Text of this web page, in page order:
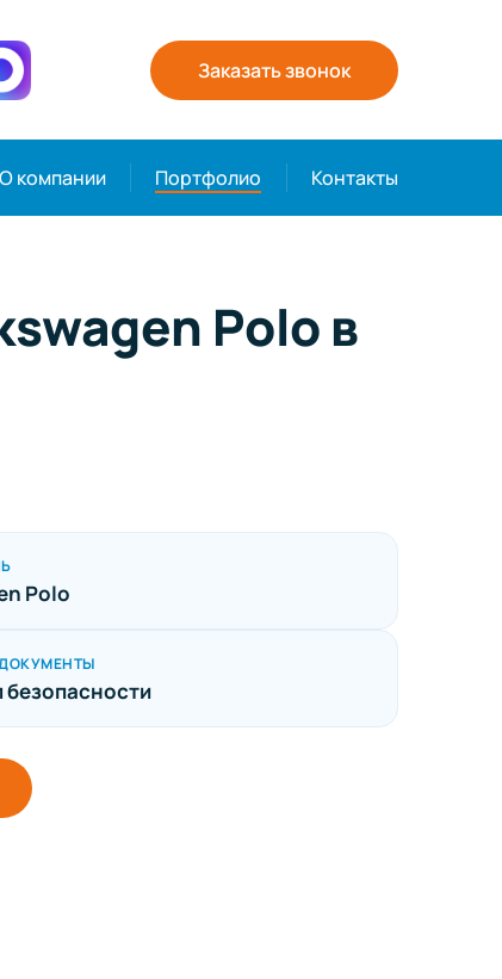
Заказать звонок
О компании Портфолио Контакты
Polo в
Polo
безопасности